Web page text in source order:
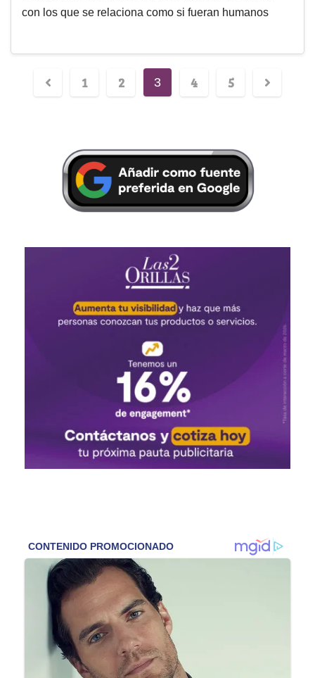
con los que se relaciona como si fueran humanos
1 2 3 4 5